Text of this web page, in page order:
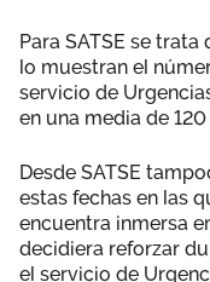
Para SATSE se
lo muestran el
servicio de
en una media de
Desde SATSE
estas fechas en las
encuentra inmersa
decidiera reforzar
el servicio de